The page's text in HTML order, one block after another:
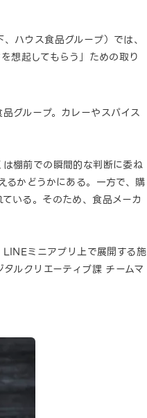
ハウス食品グループ）では、
想起してもらう」ための取り
グループ。カレーやスパイス
棚前での瞬間的な判断に委ね
るかどうかにある。一方で、購
いる。そのため、食品メーカ
ミニアプリ上で展開する施
ルクリエーティブ課 チームマ